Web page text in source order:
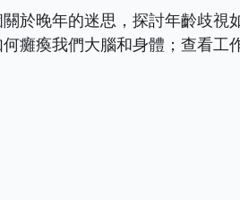
於晚年的迷思，探討年齡歧視
癱瘓我們大腦和身體；查看工